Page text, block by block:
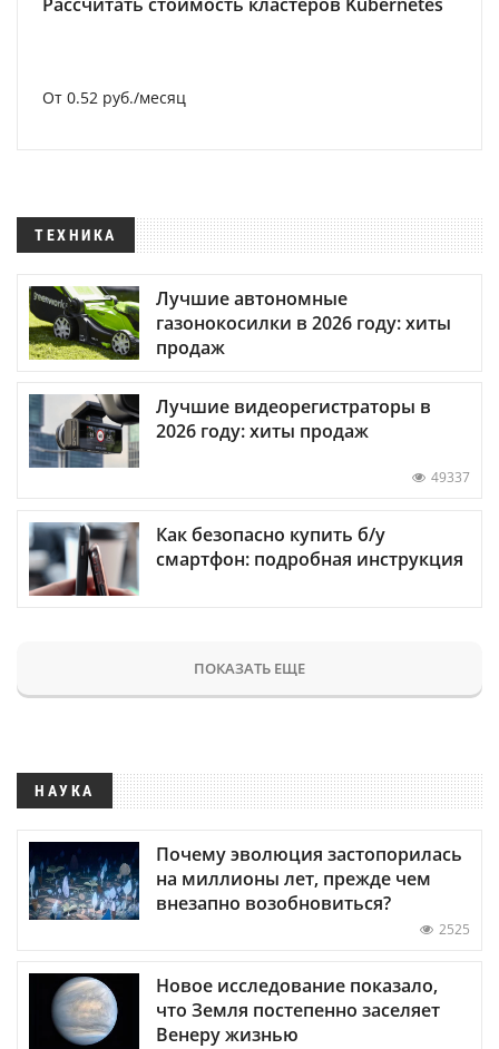
От 0.52 руб./месяц
ТЕХНИКА
Лучшие автономные
газонокосилки в 2026 году: хиты
продаж
Лучшие видеорегистраторы в
2026 году: хиты продаж
49337
Как безопасно купить б/у
смартфон: подробная инструкция
ПОКАЗАТЬ ЕЩЕ
НАУКА
Почему эволюция застопорилась
на миллионы лет, прежде чем
внезапно возобновиться?
2525
Новое исследование показало,
что Земля постепенно заселяет
Венеру жизнью